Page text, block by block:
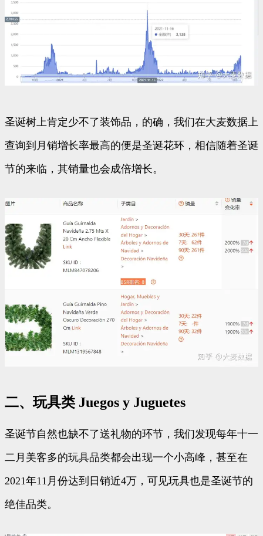
圣诞树上肯定少不了装饰品，的确，我们在大麦数据上
查询到月销增长率最高的便是圣诞花环，相信随着圣诞
节的来临，其销量也会成倍增长。
二、玩具类 Juegos y Juguetes
圣诞节自然也缺不了送礼物的环节，我们发现每年十一
二月美客多的玩具品类都会出现一个小高峰，甚至在
2021年11月份达到日销近4万，可见玩具也是圣诞节的
绝佳品类。